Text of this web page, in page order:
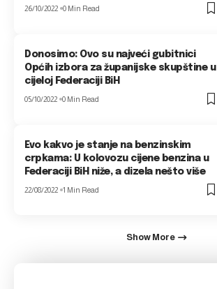
26/10/2022 0 Min Read
Donosimo: Ovo su najveći gubitnici
Općih izbora za županijske skupštine u
cijeloj Federaciji BiH
05/10/2022 0 Min Read
Evo kakvo je stanje na benzinskim
crpkama: U kolovozu cijene benzina u
Federaciji BiH niže, a dizela nešto više
22/08/2022 1 Min Read
Show More